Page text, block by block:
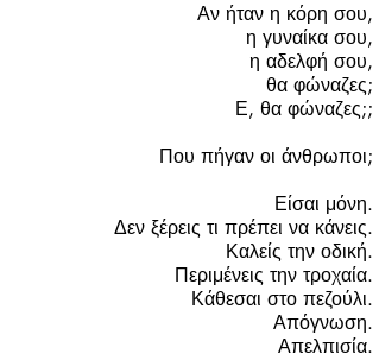
Αν ήταν η κόρη σου,
η γυναίκα σου,
η αδελφή σου,
θα φώναζες;
Ε, θα φώναζες;;
Που πήγαν οι άνθρωποι;
Είσαι μόνη.
Δεν ξέρεις τι πρέπει να κάνεις.
Καλείς την οδική.
Περιμένεις την τροχαία.
Κάθεσαι στο πεζούλι.
Απόγνωση.
Απελπισία.